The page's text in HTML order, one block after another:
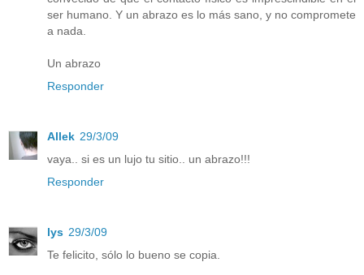
ser humano. Y un abrazo es lo más sano, y no compromete
a nada.
Un abrazo
Responder
Allek 29/3/09
vaya.. si es un lujo tu sitio.. un abrazo!!!
Responder
lys 29/3/09
Te felicito, sólo lo bueno se copia.